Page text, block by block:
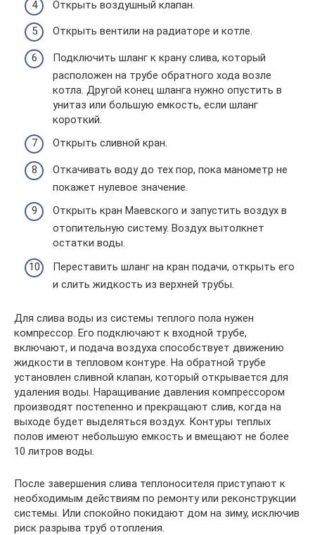
Открыть воздушный клапан.
Открыть вентили на радиаторе и котле.
Подключить шланг к крану слива, который
расположен на трубе обратного хода возле
котла. Другой конец шланга нужно опустить в
унитаз или большую емкость, если шланг
короткий.
Открыть сливной кран.
Откачивать воду до тех пор, пока манометр не
покажет нулевое значение.
Открыть кран Маевского и запустить воздух в
отопительную систему. Воздух вытолкнет
остатки воды.
Переставить шланг на кран подачи, открыть его
и слить жидкость из верхней трубы.
Для слива воды из системы теплого пола нужен
компрессор. Его подключают к входной трубе,
включают, и подача воздуха способствует движению
жидкости в тепловом контуре. На обратной трубе
установлен сливной клапан, который открывается для
удаления воды. Наращивание давления компрессором
производят постепенно и прекращают слив, когда на
выходе будет выделяться воздух. Контуры теплых
полов имеют небольшую емкость и вмещают не более
10 литров воды.
После завершения слива теплоносителя приступают к
необходимым действиям по ремонту или реконструкции
системы. Или спокойно покидают дом на зиму, исключив
риск разрыва труб отопления.